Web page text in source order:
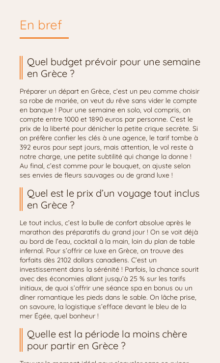
En bref
Quel budget prévoir pour une semaine
en Grèce ?
Préparer un départ en Grèce, c’est un peu comme choisir
sa robe de mariée, on veut du rêve sans vider le compte
en banque ! Pour une semaine en solo, vol compris, on
compte entre 1000 et 1890 euros par personne. C’est le
prix de la liberté pour dénicher la petite crique secrète. Si
on préfère confier les clés à une agence, le tarif tombe à
392 euros pour sept jours, mais attention, le vol reste à
notre charge, une petite subtilité qui change la donne !
Au final, c’est comme pour le bouquet, on ajuste selon
ses envies de fleurs sauvages ou de grand luxe !
Quel est le prix d’un voyage tout inclus
en Grèce ?
Le tout inclus, c’est la bulle de confort absolue après le
marathon des préparatifs du grand jour ! On se voit déjà
au bord de l’eau, cocktail à la main, loin du plan de table
infernal. Pour s’offrir ce luxe en Grèce, on trouve des
forfaits dès 2102 dollars canadiens. C’est un
investissement dans la sérénité ! Parfois, la chance sourit
avec des économies allant jusqu’à 25 % sur les tarifs
initiaux, de quoi s’offrir une séance spa en bonus ou un
dîner romantique les pieds dans le sable. On lâche prise,
on savoure, la logistique s’efface devant le bleu de la
mer Égée, quel bonheur !
Quelle est la période la moins chère
pour partir en Grèce ?